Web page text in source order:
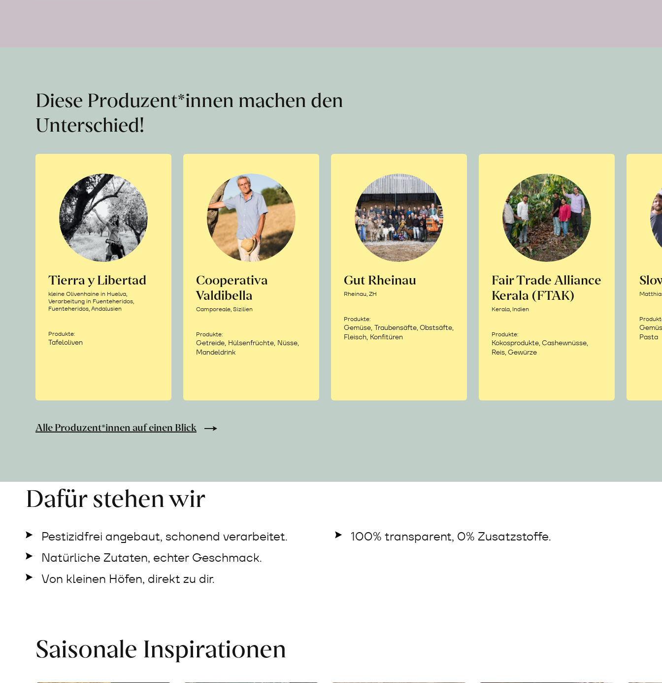
Diese Produzent*innen machen den
Unterschied!
Tierra y Libertad
kleine Olivenhaine in Huelva,
Verarbeitung in Fuenteheridos,
Fuenteheridos, Andalusien
Produkte:
Tafeloliven
Cooperativa
Valdibella
Camporeale, Sizilien
Produkte:
Getreide, Hülsenfrüchte, Nüsse,
Mandeldrink
Gut Rheinau
Rheinau, ZH
Produkte:
Gemüse, Traubensäfte, Obstsäfte,
Fleisch, Konfitüren
Fair Trade Alliance
Kerala (FTAK)
Kerala, Indien
Produkte:
Kokosprodukte, Cashewnüsse,
Reis, Gewürze
Pasta
Alle Produzent*innen auf einen Blick
Dafür stehen wir
Pestizidfrei angebaut, schonend verarbeitet.
Natürliche Zutaten, echter Geschmack.
Von kleinen Höfen, direkt zu dir.
100% transparent, 0% Zusatzstoffe.
Saisonale Inspirationen